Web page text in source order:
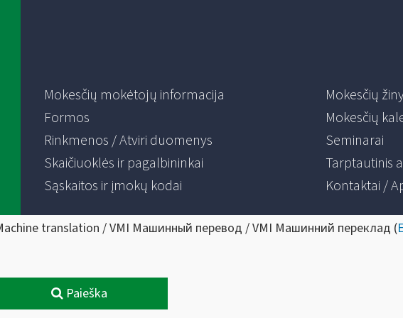
Mokesčių mokėtojų informacija
Formos
Rinkmenos / Atviri duomenys
Skaičiuoklės ir pagalbininkai
Sąskaitos ir įmokų kodai
Mokesčių
Mokesčių
Seminarai
Tarptautinis
Kontaktai /
translation / VMI Машинный перевод / VMI Машинний переклад (
Paieška